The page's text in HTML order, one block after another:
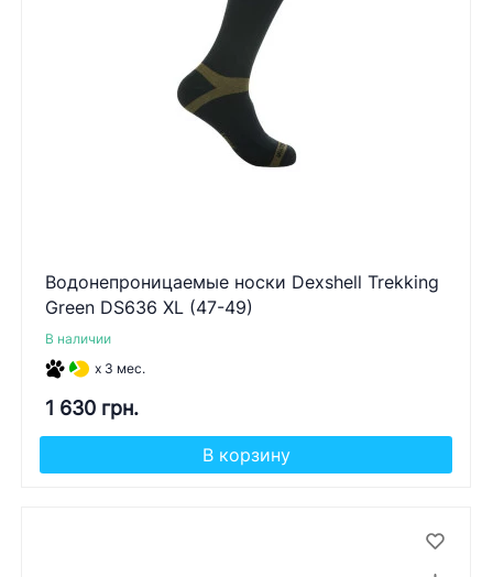
Водонепроницаемые носки Dexshell Trekking
Green DS636 XL (47-49)
В наличии
x 3 мес.
1 630 грн.
В корзину